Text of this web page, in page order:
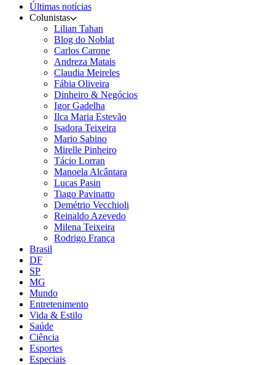
Últimas notícias
Colunistas
Lilian Tahan
Blog do Noblat
Carlos Carone
Andreza Matais
Claudia Meireles
Fábia Oliveira
Dinheiro & Negócios
Igor Gadelha
Ilca Maria Estevão
Isadora Teixeira
Mario Sabino
Mirelle Pinheiro
Tácio Lorran
Manoela Alcântara
Lucas Pasin
Tiago Pavinatto
Demétrio Vecchioli
Reinaldo Azevedo
Milena Teixeira
Rodrigo França
Brasil
DF
SP
MG
Mundo
Entretenimento
Vida & Estilo
Saúde
Ciência
Esportes
Especiais